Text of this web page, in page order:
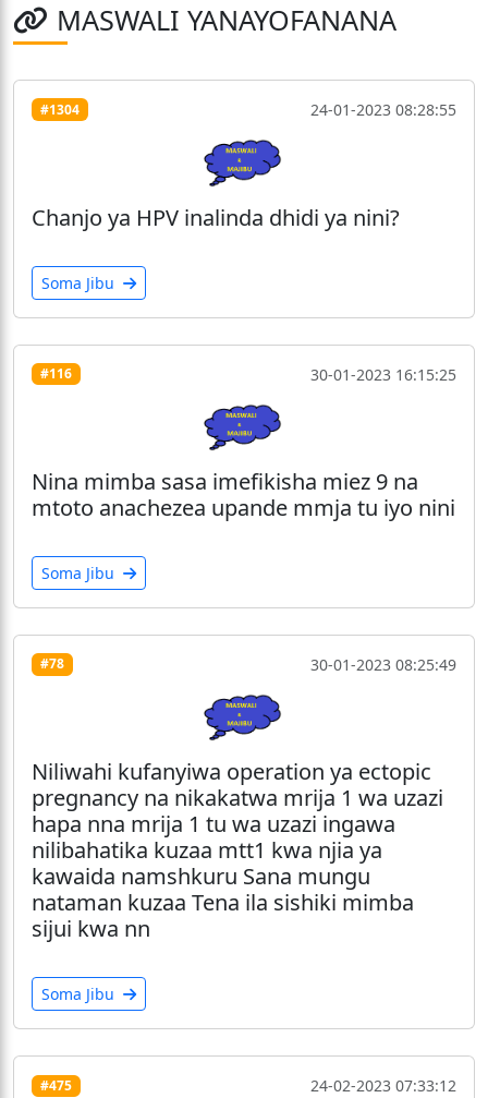
MASWALI YANAYOFANANA
#1304 24-01-2023 08:28:55
Chanjo ya HPV inalinda dhidi ya nini?
Soma Jibu
#116 30-01-2023 16:15:25
Nina mimba sasa imefikisha miez 9 na
mtoto anachezea upande mmja tu iyo nini
Soma Jibu
#78 30-01-2023 08:25:49
Niliwahi kufanyiwa operation ya ectopic
pregnancy na nikakatwa mrija 1 wa uzazi
hapa nna mrija 1 tu wa uzazi ingawa
nilibahatika kuzaa mtt1 kwa njia ya
kawaida namshkuru Sana mungu
nataman kuzaa Tena ila sishiki mimba
sijui kwa nn
Soma Jibu
#475 24-02-2023 07:33:12